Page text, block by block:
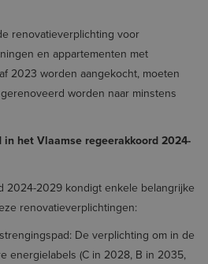
renovatieverplichting voor
en appartementen met
2023 worden aangekocht, moeten
worden naar minstens
het Vlaamse regeerakkoord 2024-
2024-2029 kondigt enkele belangrijke
renovatieverplichtingen:
De verplichting om in de
energielabels (C in 2028, B in 2035,